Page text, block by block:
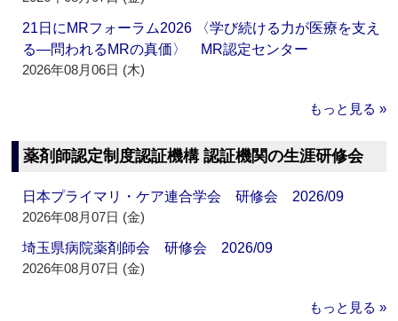
21日にMRフォーラム2026 〈学び続ける力が医療を支え
る―問われるMRの真価〉 MR認定センター
2026年08月06日 (木)
もっと見る »
薬剤師認定制度認証機構 認証機関の生涯研修会
日本プライマリ・ケア連合学会 研修会 2026/09
2026年08月07日 (金)
埼玉県病院薬剤師会 研修会 2026/09
2026年08月07日 (金)
もっと見る »